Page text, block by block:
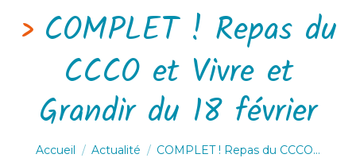
COMPLET ! Repas du
CCCO et Vivre et
Grandir du 18 février
Vous êtes ici :
Accueil Actualité COMPLET ! Repas du CCCO…